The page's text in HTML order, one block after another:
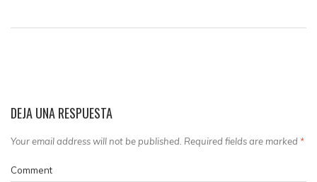
DEJA UNA RESPUESTA
Your email address will not be published. Required fields are marked *
Comment